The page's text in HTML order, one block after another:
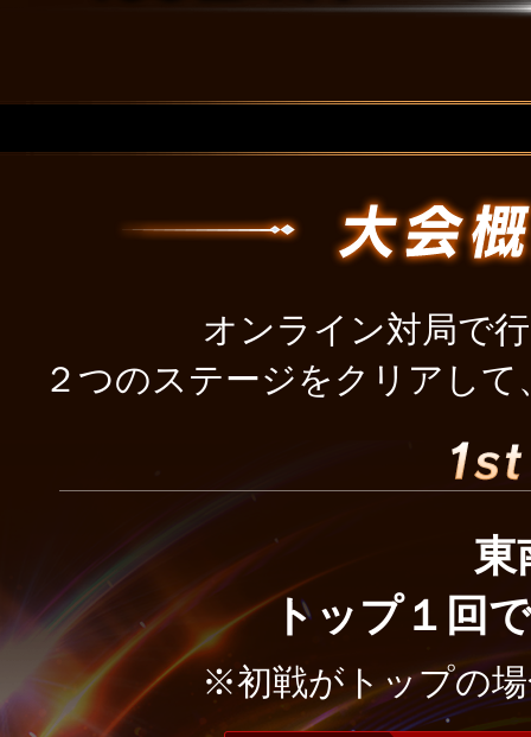
オンライン対局で
２つのステージをクリアし
東
トップ１回
※初戦がトップの